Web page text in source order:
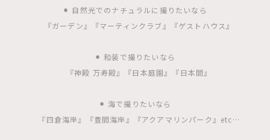
⚫︎ 自然光でのナチュラルに撮りたいなら
『ガーデン』『マーティンクラブ』『ゲストハウス』
⚫︎ 和装で撮りたいなら
『神殿 万寿殿』『日本庭園』『日本間』
⚫︎ 海で撮りたいなら
『四倉海岸』『豊間海岸』『アクアマリンパーク』etc…